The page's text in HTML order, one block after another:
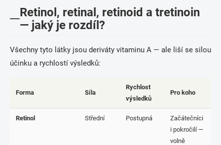
Retinol, retinal, retinoid a tretinoin
— jaký je rozdíl?
Všechny tyto látky jsou deriváty vitaminu A — ale liší se silou
účinku a rychlostí výsledků:
Forma Síla
Rychlost
výsledků
Pro koho
Retinol Střední Postupná
Začátečníci
i pokročilí —
volně